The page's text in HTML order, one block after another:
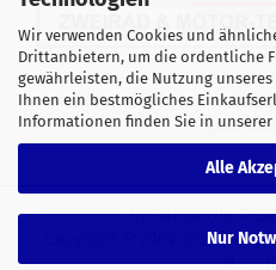
Wir verwenden Cookies und
Drittanbietern, um die ordentliche
gewährleisten, die Nutzung
Ihnen ein bestmögliches
Informationen finden Sie in unserer
Alle
Nur
Alle Preise verstehen sich
Mehrwertsteuer, zzgl.
Onlineshopby Gambio.de ©
Copyright © 2009-2024